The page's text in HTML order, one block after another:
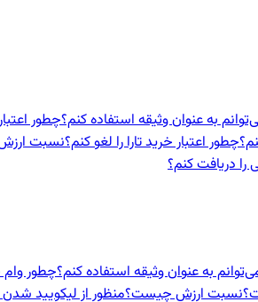
به عنوان وثیقه استفاده کنم؟چطور
چطور اعتبار خرید تارا را لغو کنم؟نسبت
را دریافت کنم؟
به عنوان وثیقه استفاده کنم؟چطور وام
نسبت ارزش چیست؟منظور از لیکویید